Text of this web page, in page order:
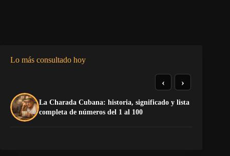
Lo más consultado hoy
La Charada Cubana: historia, significado y lista
completa de números del 1 al 100
‹ ›